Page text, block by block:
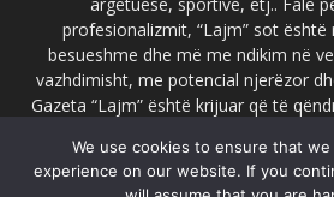
profesionalizmit, “Lajm” sot
besueshme dhe më me ndikim në
vazhdimisht, me potencial njerëzor
Gazeta “Lajm” është krijuar që të
faqja zyrtare e gazetës “Lajm”,
ndër portalet më të njohur
We use cookies to ensure that
experience on our website. If you